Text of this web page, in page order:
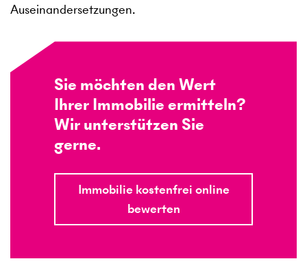
Auseinandersetzungen.
Sie möchten den Wert
Ihrer Immobilie ermitteln?
Wir unterstützen Sie
gerne.
Immobilie kostenfrei online
bewerten